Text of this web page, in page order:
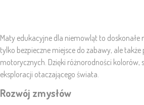
Maty edukacyjne dla niemowląt to
tylko bezpieczne miejsce do zabawy, ale
motorycznych. Dzięki różnorodności kolorów,
eksploracji otaczającego świata.
Rozwój zmysłów